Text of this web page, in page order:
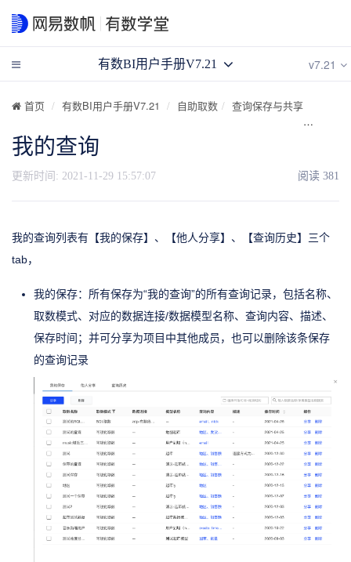
首页 有数BI用户手册V7.21 自助取数 查询保存与共享
我的查询
更新时间: 2021-11-29 15:57:07 阅读 381
我的查询列表有【我的保存】、【他人分享】、【查询历史】三个
tab，
我的保存：所有保存为“我的查询”的所有查询记录，包括名称、
取数模式、对应的数据连接/数据模型名称、查询内容、描述、
保存时间；并可分享为项目中其他成员，也可以删除该条保存
的查询记录
有数BI用户手册V7.21 v7.21